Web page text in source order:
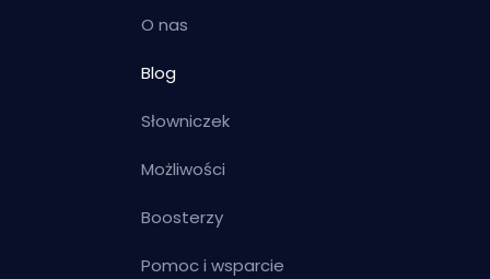
O nas
Blog
Słowniczek
Możliwości
Boosterzy
Pomoc i wsparcie